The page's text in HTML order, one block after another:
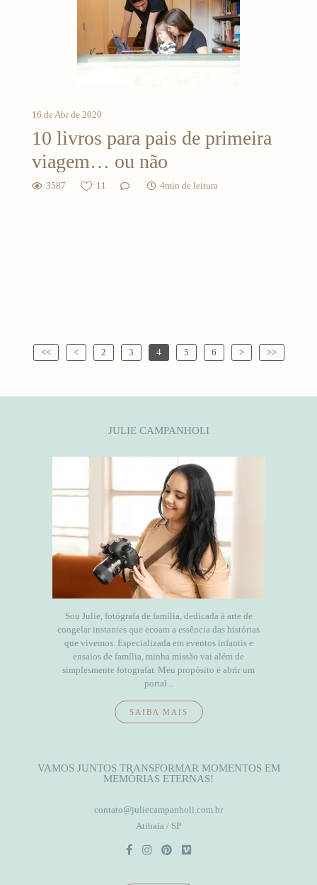
16 de Abr de 2020
10 livros para pais de primeira
viagem… ou não
3587 11 4min de leitura
<< < 2 3 4 5 6 > >>
JULIE CAMPANHOLI
Sou Julie, fotógrafa de família, dedicada à arte de
congelar instantes que ecoam a essência das histórias
que vivemos. Especializada em eventos infantis e
ensaios de família, minha missão vai além de
simplesmente fotografar. Meu propósito é abrir um
portal...
SAIBA MAIS
VAMOS JUNTOS TRANSFORMAR MOMENTOS EM
MEMÓRIAS ETERNAS!
contato@juliecampanholi.com.br
Atibaia / SP